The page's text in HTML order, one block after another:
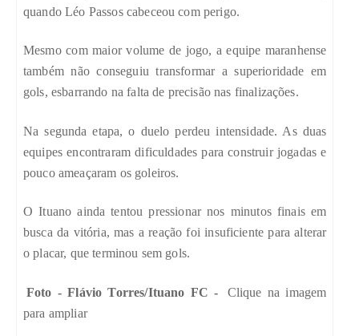
quando Léo Passos cabeceou com perigo.
Mesmo com maior volume de jogo, a equipe maranhense
também não conseguiu transformar a superioridade em
gols, esbarrando na falta de precisão nas finalizações.
Na segunda etapa, o duelo perdeu intensidade. As duas
equipes encontraram dificuldades para construir jogadas e
pouco ameaçaram os goleiros.
O Ituano ainda tentou pressionar nos minutos finais em
busca da vitória, mas a reação foi insuficiente para alterar
o placar, que terminou sem gols.
Foto - Flávio Torres/Ituano FC -
Clique na imagem
para ampliar